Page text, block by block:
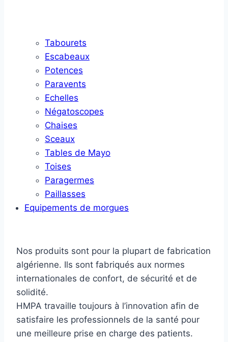
Tabourets
Escabeaux
Potences
Paravents
Echelles
Négatoscopes
Chaises
Sceaux
Tables de Mayo
Toises
Paragermes
Paillasses
Equipements de morgues
Nos produits sont pour la plupart de fabrication
algérienne. Ils sont fabriqués aux normes
internationales de confort, de sécurité et de
solidité.
HMPA travaille toujours à l’innovation afin de
satisfaire les professionnels de la santé pour
une meilleure prise en charge des patients.